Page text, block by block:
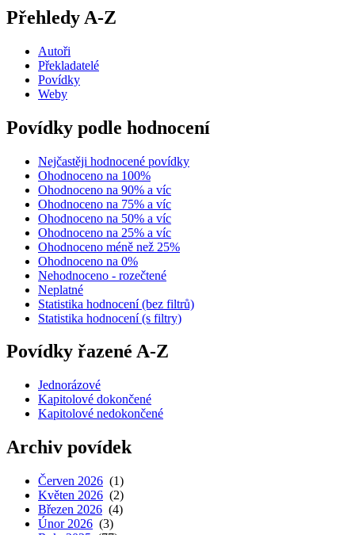
Přehledy A-Z
Autoři
Překladatelé
Povídky
Weby
Povídky podle hodnocení
Nejčastěji hodnocené povídky
Ohodnoceno na 100%
Ohodnoceno na 90% a víc
Ohodnoceno na 75% a víc
Ohodnoceno na 50% a víc
Ohodnoceno na 25% a víc
Ohodnoceno méně než 25%
Ohodnoceno na 0%
Nehodnoceno - rozečtené
Neplatné
Statistika hodnocení (bez filtrů)
Statistika hodnocení (s filtry)
Povídky řazené A-Z
Jednorázové
Kapitolové dokončené
Kapitolové nedokončené
Archiv povídek
Červen 2026 (1)
Květen 2026 (2)
Březen 2026 (4)
Únor 2026 (3)